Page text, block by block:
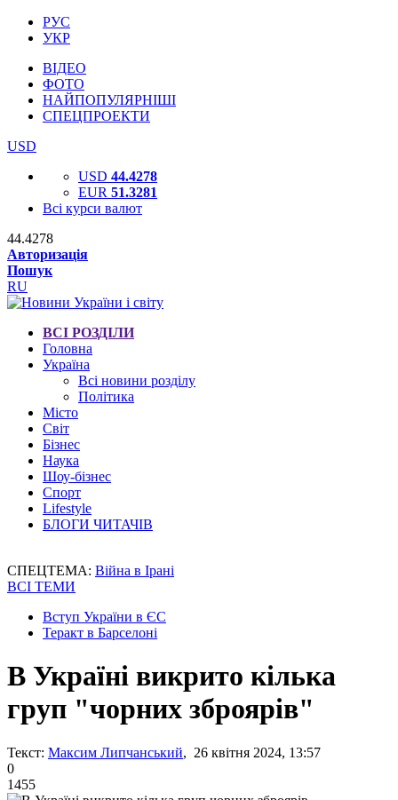
РУС
УКР
ВІДЕО
ФОТО
НАЙПОПУЛЯРНІШІ
СПЕЦПРОЕКТИ
USD
USD 44.4278
EUR 51.3281
Всі курси валют
44.4278
Авторизація
Пошук
RU
ВСІ РОЗДІЛИ
Головна
Україна
Всі новини розділу
Політика
Місто
Світ
Бізнес
Наука
Шоу-бізнес
Спорт
Lifestyle
БЛОГИ ЧИТАЧІВ
СПЕЦТЕМА: Війна в Ірані
ВСІ ТЕМИ
Вступ України в ЄС
Теракт в Барселоні
В Україні викрито кілька
груп "чорних зброярів"
Текст: Максим Липчанський, 26 квітня 2024, 13:57
0
1455